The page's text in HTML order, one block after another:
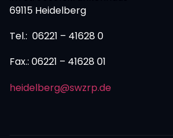
69115 Heidelberg
Tel.: 06221 – 41628 0
Fax.: 06221 – 41628 01
heidelberg@swzrp.de